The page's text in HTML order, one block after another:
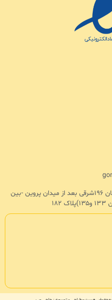
آدرس :تهران -تهرانپارس-خیابان ۱۹۶شرقی بعد از میدان پروین -بین